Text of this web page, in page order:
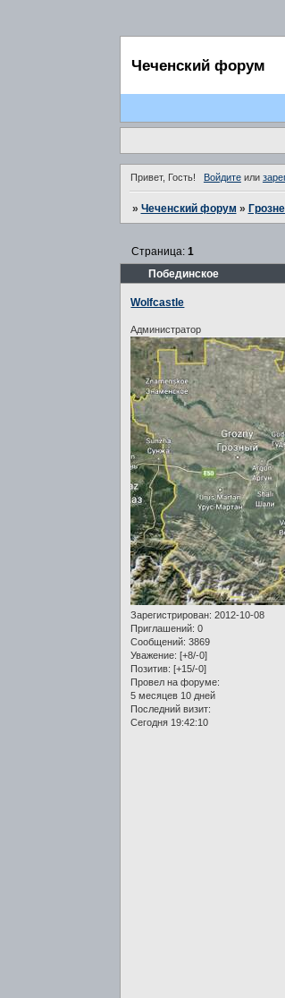
Чеченский форум
Привет, Гость! Войдитеили
» Чеченский форум »
Побединское
Страница: 1
Wolfcastle
Администратор
Зарегистрирован: 2012-10-08
Приглашений: 0
Сообщений: 3869
Уважение: [+8/-0]
Позитив: [+15/-0]
Провел на форуме:
5 месяцев 10 дней
Последний визит:
Сегодня 19:42:10